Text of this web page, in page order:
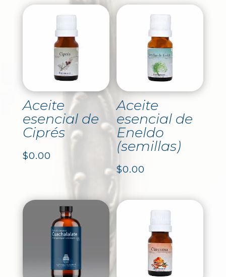
Aceite
esencial de
Ciprés
$0.00
Aceite
esencial de
Eneldo
(semillas)
$0.00